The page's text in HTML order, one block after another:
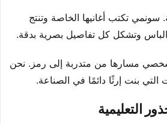
تكتب أغانيها الخاصة وتنتج
الباس وتشكل كل تفاصيل بصرية بدقة.
مسارها من متدربة إلى رمز. نحن
بنت إرثًا دائمًا في الصناعة.
التعليمية